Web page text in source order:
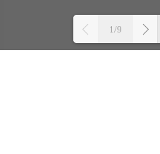
1/9